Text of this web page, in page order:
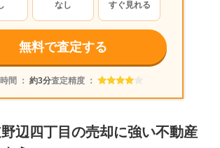
東道野辺四丁目
土地面積:
会社
2025年6月
なし
すぐ見れる
無料で査定する
間 ： 約3分査定精度 ：
辺四丁目の売却に強い不動産